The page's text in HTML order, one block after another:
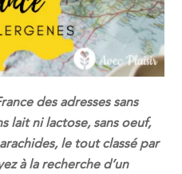
des adresses sans
lait ni lactose, sans oeuf,
le tout classé par
à la recherche d’un